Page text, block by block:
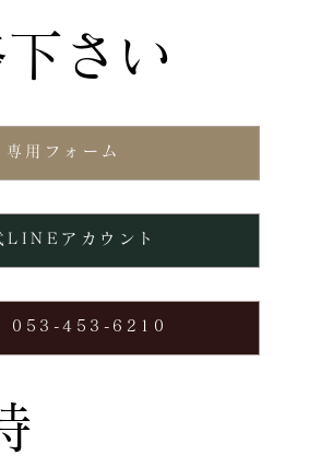
専用フォーム
053-453-6210
LINEアカウント
さい